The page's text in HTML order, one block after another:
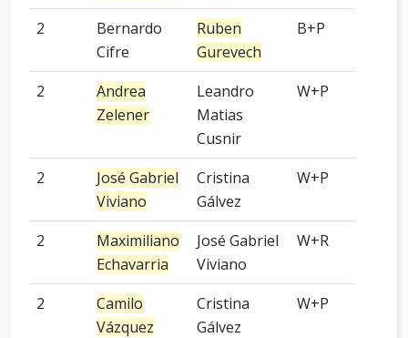
2
Bernardo
Cifre
Ruben
Gurevech
B+P
2
Andrea
Zelener
Leandro
Matias
Cusnir
W+P
2
José Gabriel
Viviano
Cristina
Gálvez
W+P
2
Maximiliano
Echavarria
José Gabriel
Viviano
W+R
2
Camilo
Vázquez
Cristina
Gálvez
W+P